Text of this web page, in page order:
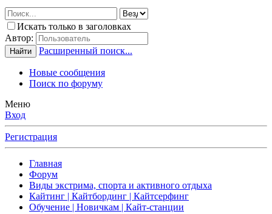
Искать только в заголовках
Автор:
Найти Расширенный поиск...
Новые сообщения
Поиск по форуму
Меню
Вход
Регистрация
Главная
Форум
Виды экстрима, спорта и активного отдыха
Кайтинг | Кайтбординг | Кайтсерфинг
Обучение | Новичкам | Кайт-станции